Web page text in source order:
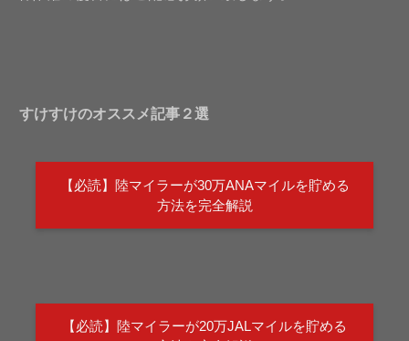
すけすけのオススメ記事２選
【必読】陸マイラーが30万ANAマイルを貯める
方法を完全解説
【必読】陸マイラーが20万JALマイルを貯める